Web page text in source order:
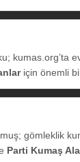
kumas.org’ta
için önemli
gömleklik
Parti Kumaş